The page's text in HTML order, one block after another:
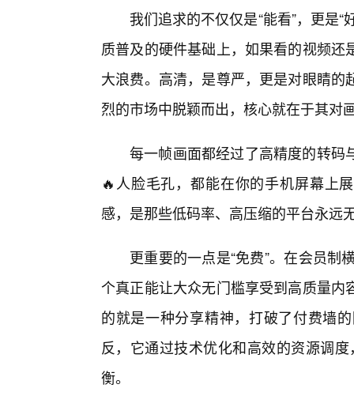
我们追求的不仅仅是“能看”，更是
质普及的硬件基础上，如果看的视频
大浪费。高清，是尊严，更是对眼睛
烈的市场中脱颖而出，核心就在于其对
每一帧画面都经过了高精度的转码
🔥人脸毛孔，都能在你的手机屏幕上
感，是那些低码率、高压缩的平台永远
更重要的一点是“免费”。在会员制
个真正能让大众无门槛享受到高质量
的就是一种分享精神，打破了付费墙
反，它通过技术优化和高效的资源调
衡。